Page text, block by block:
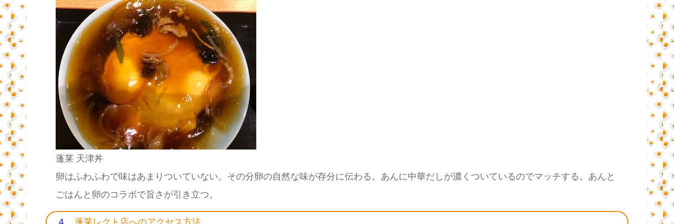
蓬莱 天津丼
卵はふわふわで味はあまりついていない。その分卵の自然な味が存分に伝わる。あんに中華だしが濃くついているのでマッチする。あんと
ごはんと卵のコラボで旨さが引き立つ。
４． 蓬莱レクト店へのアクセス方法